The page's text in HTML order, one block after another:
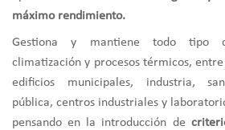
máximo rendimiento.
Gestiona y mantiene todo tipo
climatización y procesos térmicos,
edificios municipales, industria,
pública, centros industriales y
pensando en la introducción de